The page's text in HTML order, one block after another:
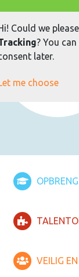
VEILIG
Could we
? You
later.
me choose